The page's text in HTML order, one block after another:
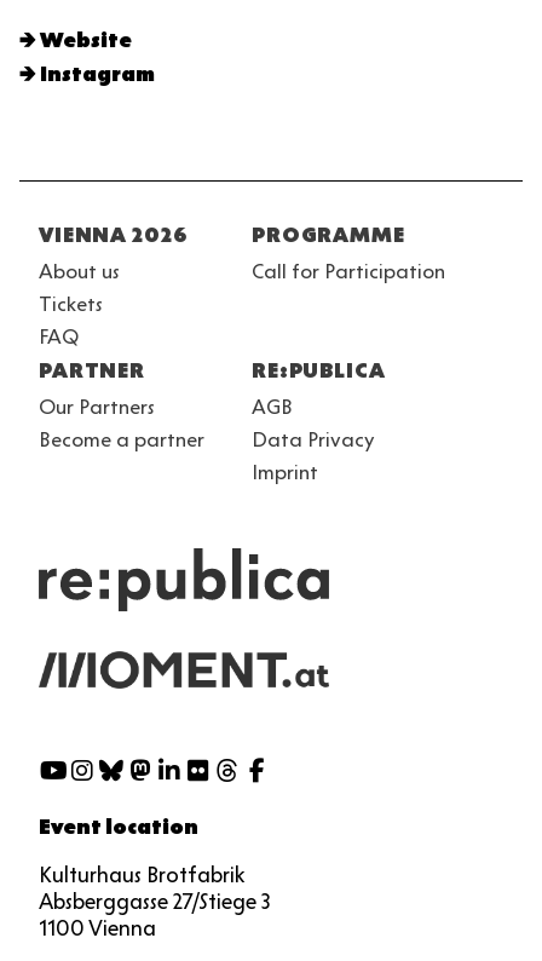
Website
Instagram
Fußzeile
VIENNA 2026
About us
Tickets
FAQ
PROGRAMME
Call for Participation
PARTNER
Our Partners
Become a partner
RE:PUBLICA
AGB
Data Privacy
Imprint
Social
Event location
Kulturhaus Brotfabrik
Absberggasse 27/Stiege 3
1100 Vienna